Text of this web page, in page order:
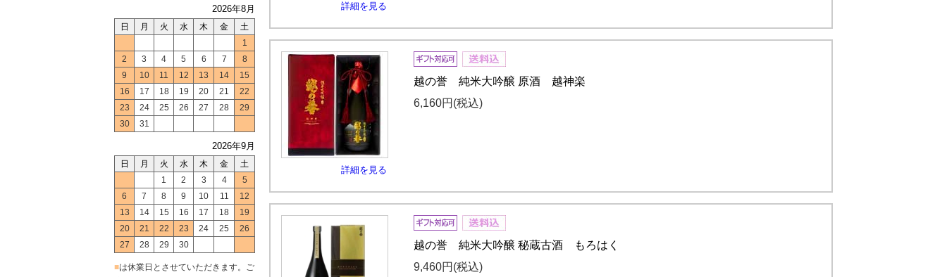
2026年8月
日 月 火 水 木 金
土
1
2
3 4 5 6 7
8
9
10 11 12 13 14
15
16
17 18 19 20 21
22
23
24 25 26 27 28
29
30
31
2026年9月
日 月 火 水 木 金
土
1
2 3 4
5
6
7 8 9 10 11
12
13
14 15 16 17 18
19
20
21 22 23 24 25
26
27
28 29 30
■は休業日とさせていただきます。ご
詳細を見る
詳細を見る
越の誉 純米大吟醸 原酒 越神楽
6,160円 (税込)
越の誉 純米大吟醸 秘蔵古酒 もろはく
9,460円 (税込)